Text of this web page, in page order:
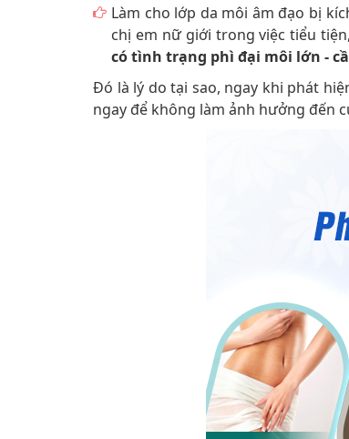
Làm cho lớp da môi âm đạo bị
chị em nữ giới trong việc tiểu
có tình trạng phì đại môi lớn -
Đó là lý do tại sao, ngay khi phát
ngay để không làm ảnh hưởng đến